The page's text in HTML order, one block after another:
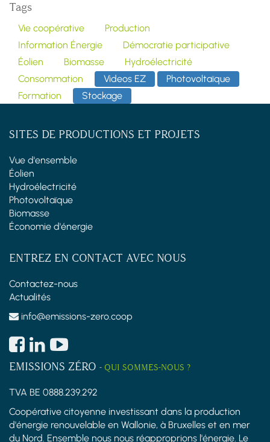
Tags
Vie coopérative
Production
Information Énergie
Démocratie participative
Éolien
Biomasse
Hydroélectricité
Consommation
Videos EZ
Photovoltaïque
Formation
Stockage
SITES DE PRODUCTIONS ET PROJETS
Vue d'ensemble
Éolien
Hydroélectricité
Photovoltaïque
Biomasse
Économie d'énergie
ENTREZ EN CONTACT AVEC NOUS
Contactez-nous
Actualités
info@emissions-zero.coop
EMISSIONS ZÉRO - QUI SOMMES-NOUS ?
TVA BE 0888.239.292
Coopérative citoyenne investissant dans la production
d'énergie renouvelable en Wallonie, à Bruxelles et en mer
du Nord. Ensemble nous nous réapproprions l'énergie. Le